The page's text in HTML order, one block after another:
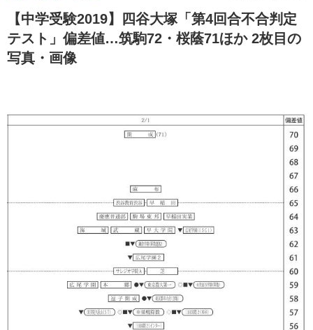
【中学受験2019】四谷大塚「第4回合不合判定
テスト」偏差値…筑駒72・桜蔭71ほか 2枚目の
写真・画像